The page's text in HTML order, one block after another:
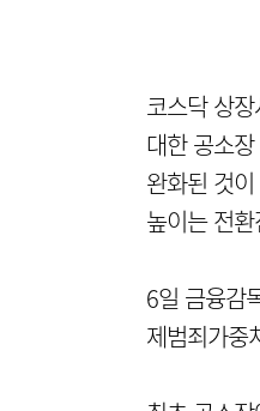
코스닥 상
대한 공소
완화된 것
높이는 전
6일 금융감
제범죄가중